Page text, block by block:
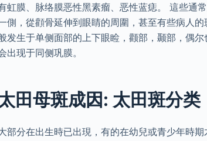
虹膜、脉络膜恶性黑素瘤、恶性蓝痣。 這些通
側，從顴骨延伸到眼睛的周圍，甚至有些病人
发生于单侧面部的上下眼睑，颧部，颞部，偶
出现于同侧巩膜。
田母斑成因: 太田斑分类
部分在出生時已出現，有的在幼兒或青少年時